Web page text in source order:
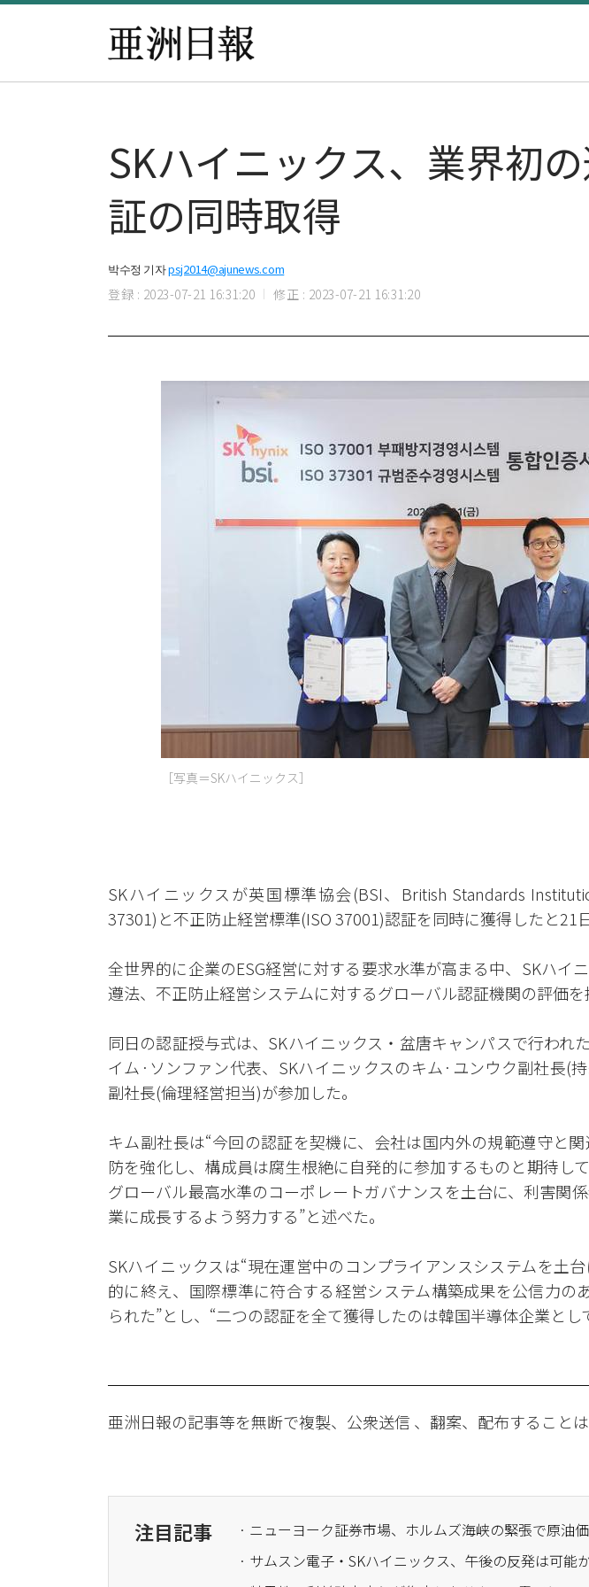
SKハイニックス、業界初
証の同時取得
박수정 기자psj2014@ajunews.com
登録 : 2023-07-21 16:31:20 修正 : 2023-07-21 16:31:20
［写真＝SKハイニックス］
SKハイニックスが英国標準協会(BSI、British Standards
37301)と不正防止経営標準(ISO 37001)認証を同時に獲得したと21
全世界的に企業のESG経営に対する要求水準が高まる中、SKハイ
遵法、不正防止経営システムに対するグローバル認証機関の評価を
同日の認証授与式は、SKハイニックス・盆唐キャンパスで行われ
イム·ソンファン代表、SKハイニックスのキム·ユンウク副社長(
副社長(倫理経営担当)が参加した。
キム副社長は“今回の認証を契機に、会社は国内外の規範遵守と
防を強化し、構成員は腐生根絶に自発的に参加するものと期待し
グローバル最高水準のコーポレートガバナンスを土台に、利害関
業に成長するよう努力する”と述べた。
SKハイニックスは“現在運営中のコンプライアンスシステムを土
的に終え、国際標準に符合する経営システム構築成果を公信力の
られた”とし、“二つの認証を全て獲得したのは韓国半導体企業とし
亜洲日報の記事等を無断で複製、公衆送信 、翻案、配布することは
注目記事